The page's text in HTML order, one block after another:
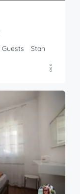
Guests Stan